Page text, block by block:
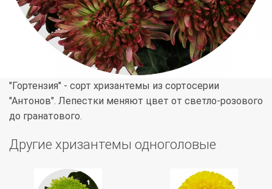
"Гортензия" - сорт хризантемы из сортосерии
"Антонов". Лепестки меняют цвет от светло-розового
до гранатового.
Другие хризантемы одноголовые